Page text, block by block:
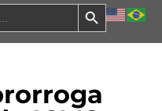
Search Button